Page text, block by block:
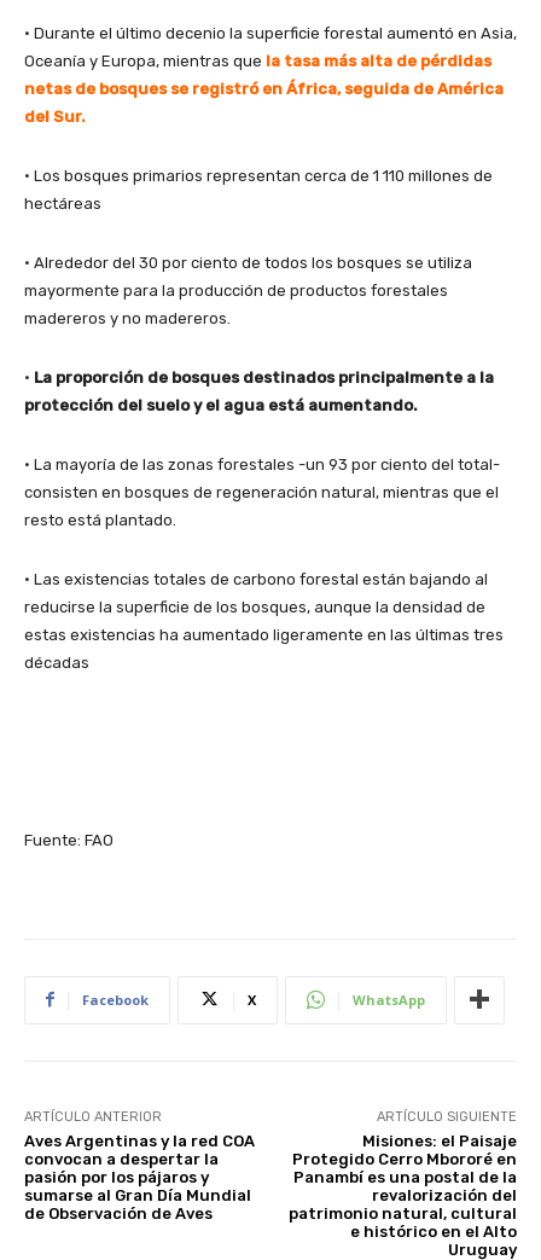
• Durante el último decenio la superficie forestal aumentó en Asia,
Oceanía y Europa, mientras que la tasa más alta de pérdidas
netas de bosques se registró en África, seguida de América
del Sur.
• Los bosques primarios representan cerca de 1 110 millones de
hectáreas
• Alrededor del 30 por ciento de todos los bosques se utiliza
mayormente para la producción de productos forestales
madereros y no madereros.
• La proporción de bosques destinados principalmente a la
protección del suelo y el agua está aumentando.
• La mayoría de las zonas forestales -un 93 por ciento del total-
consisten en bosques de regeneración natural, mientras que el
resto está plantado.
• Las existencias totales de carbono forestal están bajando al
reducirse la superficie de los bosques, aunque la densidad de
estas existencias ha aumentado ligeramente en las últimas tres
décadas
Fuente: FAO
Facebook X WhatsApp
ARTÍCULO ANTERIOR
Aves Argentinas y la red COA
convocan a despertar la
pasión por los pájaros y
sumarse al Gran Día Mundial
de Observación de Aves
ARTÍCULO SIGUIENTE
Misiones: el Paisaje
Protegido Cerro Mbororé en
Panambí es una postal de la
revalorización del
patrimonio natural, cultural
e histórico en el Alto
Uruguay